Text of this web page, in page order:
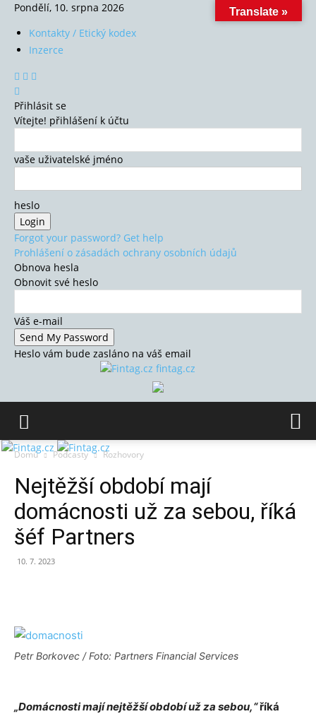
Pondělí, 10. srpna 2026
Kontakty / Etický kodex
Inzerce
Přihlásit se
Vítejte! přihlášení k účtu
vaše uživatelské jméno
heslo
Forgot your password? Get help
Prohlášení o zásadách ochrany osobních údajů
Obnova hesla
Obnovit své heslo
Váš e-mail
Heslo vám bude zasláno na váš email
fintag.cz
Domů Podcasty Rozhovory
Nejtěžší období mají
domácnosti už za sebou, říká
šéf Partners
10. 7. 2023
Petr Borkovec / Foto: Partners Financial Services
„Domácnosti mají nejtěžší období už za sebou,“říká
Translate »